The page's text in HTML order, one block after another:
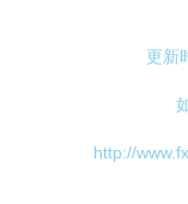
更新
http://